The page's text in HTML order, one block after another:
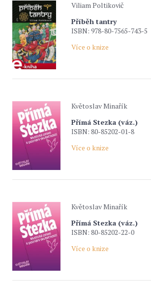
Viliam Poltikovič
Příběh tantry
ISBN: 978-80-7565-743-5
Více o knize
Květoslav Minařík
Přímá Stezka (váz.)
ISBN: 80-85202-01-8
Více o knize
Květoslav Minařík
Přímá Stezka (váz.)
ISBN: 80-85202-22-0
Více o knize